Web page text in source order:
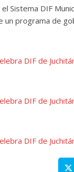
Sistema DIF
un programa de